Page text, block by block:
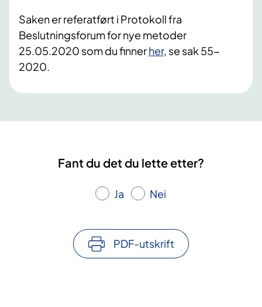
Saken er referatført i Protokoll fra
Beslutningsforum for nye metoder
25.05.2020 som du finnerher, se sak 55-
2020.
Fant du det du lette etter?
Ja Nei
PDF-utskrift